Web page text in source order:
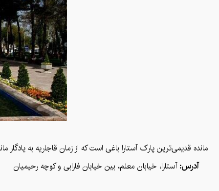
مانده قدیمی‌ترین پارک آستارا باغی است که از زمان قاجاریه به
آدرس:آستارا، خیابان معلم، بین خیابان فارابی و کوچه رحیمیان